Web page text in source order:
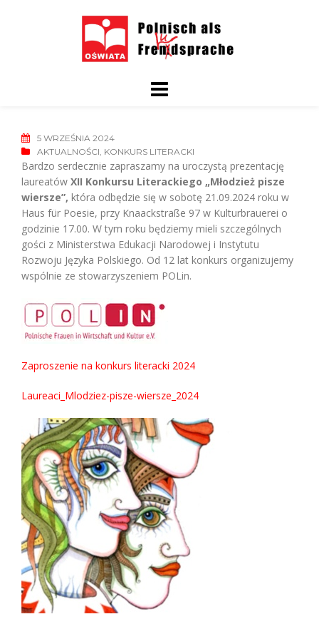
5 WRZEŚNIA 2024
AKTUALNOŚCI, KONKURS LITERACKI
Bardzo serdecznie zapraszamy na uroczystą prezentację
laureatów XII Konkursu Literackiego „Młodzież pisze
wiersze”, która odbędzie się w sobotę 21.09.2024 roku w
Haus für Poesie, przy Knaackstraße 97 w Kulturbrauerei o
godzinie 17.00. W tym roku będziemy mieli szczególnych
gości z Ministerstwa Edukacji Narodowej i Instytutu
Rozwoju Języka Polskiego. Od 12 lat konkurs organizujemy
wspólnie ze stowarzyszeniem POLin.
Zaproszenie na konkurs literacki 2024
Laureaci_Mlodziez-pisze-wiersze_2024